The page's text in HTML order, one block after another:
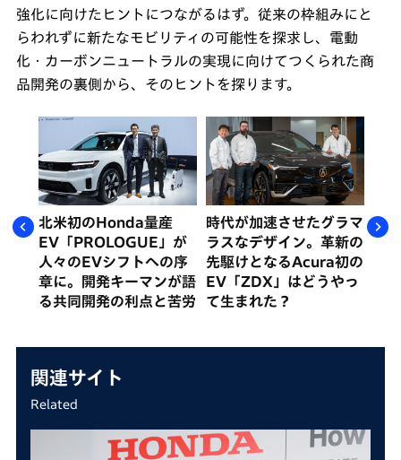
強化に向けたヒントにつながるはず。従来の枠組みにと
らわれずに新たなモビリティの可能性を探求し、電動
化・カーボンニュートラルの実現に向けてつくられた商
品開発の裏側から、そのヒントを探ります。
業
北米初のHonda量産
EV「PROLOGUE」が
人々のEVシフトへの序
章に。開発キーマンが語
る共同開発の利点と苦労
時代が加速させたグラマ
ラスなデザイン。革新の
先駆けとなるAcura初の
EV「ZDX」はどうやっ
て生まれた？
新
し
関連サイト
Related